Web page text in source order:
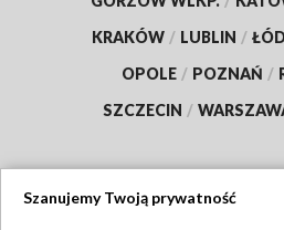
KRAKÓW / LUBLIN /
OPOLE / POZNAŃ /
SZCZECIN /
Szanujemy Twoją prywatność